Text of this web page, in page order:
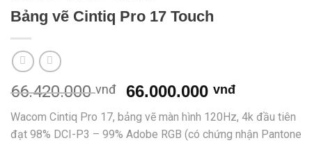
Bảng vẽ Cintiq Pro 17 Touch
66.420.000vnđ
Giá
gốc
là:
66.420.000 vnđ.
66.000.000vnđGiá
hiện
tại
là:
Wacom Cintiq Pro 17, bảng vẽ màn hình 120Hz, 4k đầu tiên
đạt 98% DCI-P3 – 99% Adobe RGB (có chứng nhận Pantone